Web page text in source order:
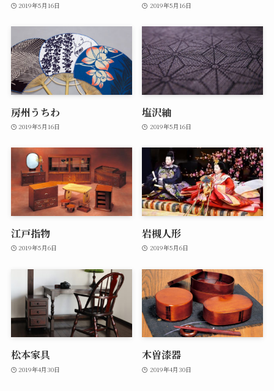
2019年5月16日 2019年5月16日
房州うちわ
2019年5月16日
塩沢紬
2019年5月16日
江戸指物
2019年5月6日
岩槻人形
2019年5月6日
松本家具
2019年4月30日
木曽漆器
2019年4月30日